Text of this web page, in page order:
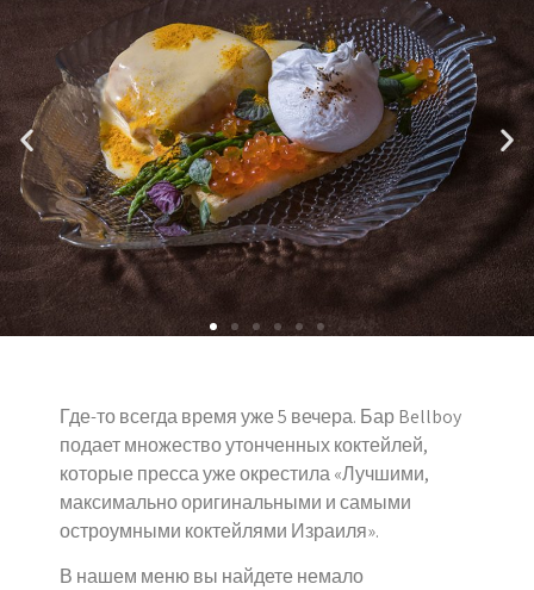
Где-то всегда время уже 5 вечера. Бар Bellboy
подает множество утонченных коктейлей,
которые пресса уже окрестила «Лучшими,
максимально оригинальными и самыми
остроумными коктейлями Израиля».
В нашем меню вы найдете немало